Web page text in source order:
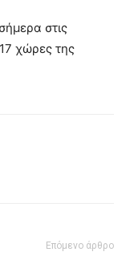
στις
χώρες της
Επόμενο άρθρο